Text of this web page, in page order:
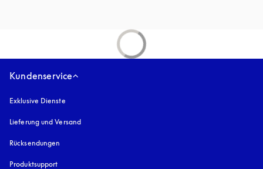
Kundenservice
Exklusive Dienste
Lieferung und Versand
Rücksendungen
Produktsupport